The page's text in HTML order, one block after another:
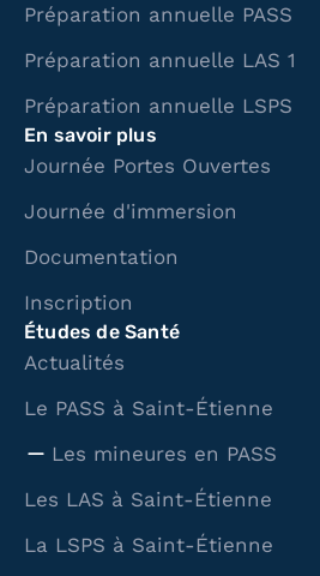
Préparation annuelle PASS
Préparation annuelle LAS 1
Préparation annuelle LSPS
En savoir plus
Journée Portes Ouvertes
Journée d'immersion
Documentation
Inscription
Études de Santé
Actualités
Le PASS à Saint-Étienne
Les mineures en PASS
Les LAS à Saint-Étienne
La LSPS à Saint-Étienne